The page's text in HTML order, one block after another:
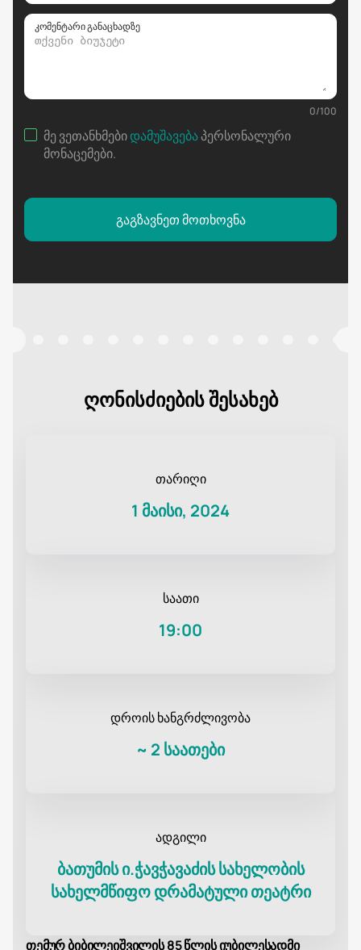
კომენტარი განაცხადზე
0/100
მე ვეთანხმებიდამუშავებაპერსონალური
მონაცემები.
გაგზავნეთ მოთხოვნა
ღონისძიების შესახებ
თარიღი
1 მაისი, 2024
საათი
19:00
დროის ხანგრძლივობა
~ 2 საათები
ადგილი
ბათუმის ი.ჭავჭავაძის სახელობის
სახელმწიფო დრამატული თეატრი
თემურ ბიბილეიშვილის 85 წლის იუბილესადმი